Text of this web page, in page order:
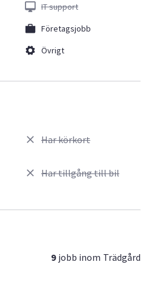
IT support
Företagsjobb
Övrigt
Har körkort
Har tillgång till bil
9 jobb inom Trädgård